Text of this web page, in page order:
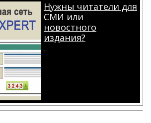
Нужны читатели для
СМИ или
новостного
издания?
.